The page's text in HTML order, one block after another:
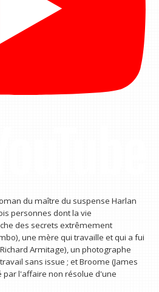
du maître du suspense Harlan
personnes dont la vie
des secrets extrêmement
une mère qui travaille et qui a fui
Armitage), un photographe
sans issue ; et Broome (James
par l'affaire non résolue d'une